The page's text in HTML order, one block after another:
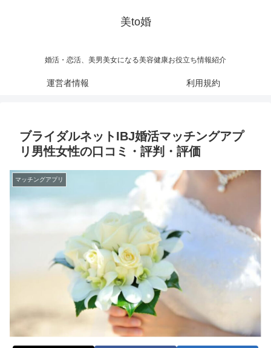
美to婚
婚活・恋活、美男美女になる美容健康お役立ち情報紹介
運営者情報 利用規約
ブライダルネットIBJ婚活マッチングアプ
リ男性女性の口コミ・評判・評価
マッチングアプリ